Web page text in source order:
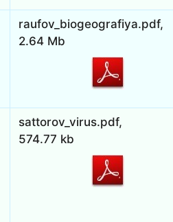
raufov_biogeografiya.pdf,
2.64 Mb
sattorov_virus.pdf,
574.77 kb